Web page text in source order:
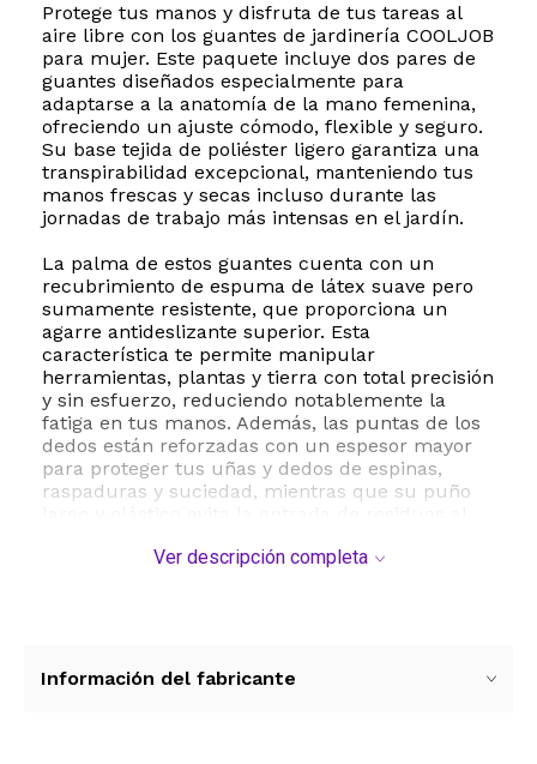
Protege tus manos y disfruta de tus tareas al
aire libre con los guantes de jardinería COOLJOB
para mujer. Este paquete incluye dos pares de
guantes diseñados especialmente para
adaptarse a la anatomía de la mano femenina,
ofreciendo un ajuste cómodo, flexible y seguro.
Su base tejida de poliéster ligero garantiza una
transpirabilidad excepcional, manteniendo tus
manos frescas y secas incluso durante las
jornadas de trabajo más intensas en el jardín.
La palma de estos guantes cuenta con un
recubrimiento de espuma de látex suave pero
sumamente resistente, que proporciona un
agarre antideslizante superior. Esta
característica te permite manipular
herramientas, plantas y tierra con total precisión
y sin esfuerzo, reduciendo notablemente la
fatiga en tus manos. Además, las puntas de los
dedos están reforzadas con un espesor mayor
para proteger tus uñas y dedos de espinas,
raspaduras y suciedad, mientras que su puño
mantenimiento es sumamente sencillo, ya que
Ver descripción completa
Información del fabricante